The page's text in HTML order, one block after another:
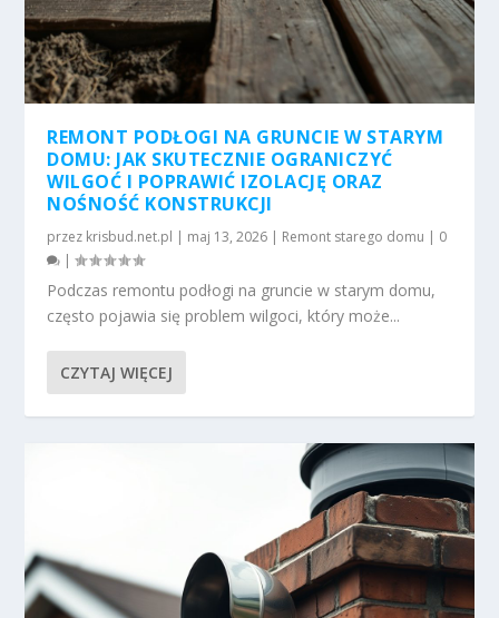
REMONT PODŁOGI NA GRUNCIE W STARYM
DOMU: JAK SKUTECZNIE OGRANICZYĆ
WILGOĆ I POPRAWIĆ IZOLACJĘ ORAZ
NOŚNOŚĆ KONSTRUKCJI
przez krisbud.net.pl | maj 13, 2026 | Remont starego domu | 0
|
Podczas remontu podłogi na gruncie w starym domu,
często pojawia się problem wilgoci, który może...
CZYTAJ WIĘCEJ